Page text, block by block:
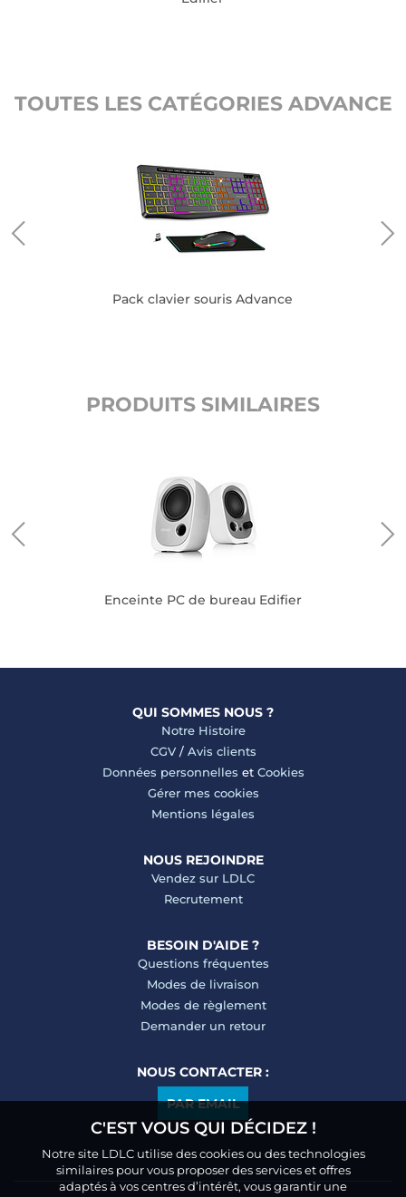
C'EST VOUS QUI DÉCIDEZ !
Notre site LDLC utilise des cookies ou des technologies
similaires pour vous proposer des services et offres
adaptés à vos centres d’intérêt, vous garantir une
TOUTES LES CATÉGORIES ADVANCE
Pack clavier souris Advance
PRODUITS SIMILAIRES
Enceinte PC de bureau Edifier
QUI SOMMES NOUS ?
Notre Histoire
CGV/ Avis clients
Données personnelles et Cookies
Gérer mes cookies
Mentions légales
NOUS REJOINDRE
Vendez sur LDLC
Recrutement
BESOIN D'AIDE ?
Questions fréquentes
Modes de livraison
Modes de règlement
Demander un retour
NOUS CONTACTER :
PAR EMAIL